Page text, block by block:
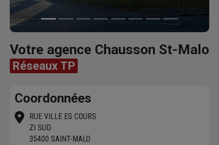
Votre agence Chausson St-Malo
Réseaux TP
Coordonnées
RUE VILLE ES COURS
ZI SUD
35400 SAINT-MALO